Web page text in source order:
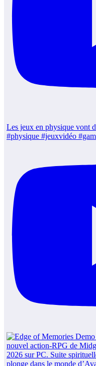
Les jeux en physique vont
#physique #jeuxvidéo